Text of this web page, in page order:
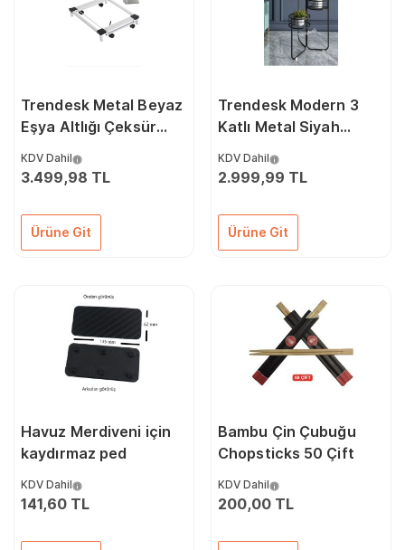
Trendesk Metal Beyaz
Eşya Altlığı Çeksür
Tekerlekli 60 x 51
KDV Dahil
3.499,98 TL
Ürüne Git
Trendesk Modern 3
Katlı Metal Siyah
Saksılık
KDV Dahil
2.999,99 TL
Ürüne Git
Havuz Merdiveni için
kaydırmaz ped
KDV Dahil
141,60 TL
Bambu Çin Çubuğu
Chopsticks 50 Çift
KDV Dahil
200,00 TL